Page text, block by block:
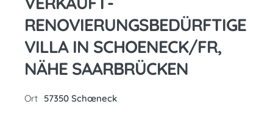
RENOVIERUNGSBEDÜRFTIGE
VILLA IN SCHOENECK/FR,
NÄHE SAARBRÜCKEN
Ort 57350 Schœneck